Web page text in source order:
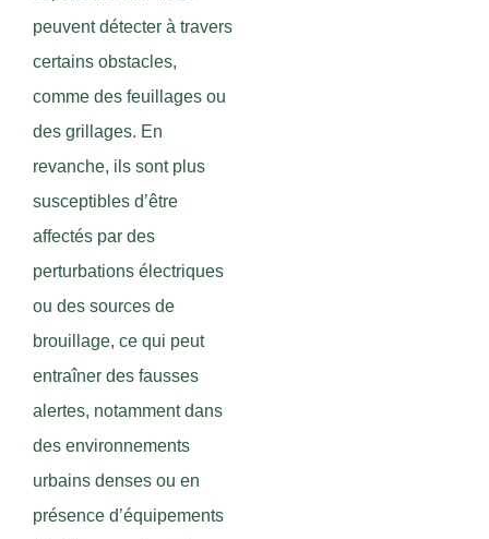
peuvent détecter à travers
certains obstacles,
comme des feuillages ou
des grillages. En
revanche, ils sont plus
susceptibles d’être
affectés par des
perturbations électriques
ou des sources de
brouillage, ce qui peut
entraîner des fausses
alertes, notamment dans
des environnements
urbains denses ou en
présence d’équipements